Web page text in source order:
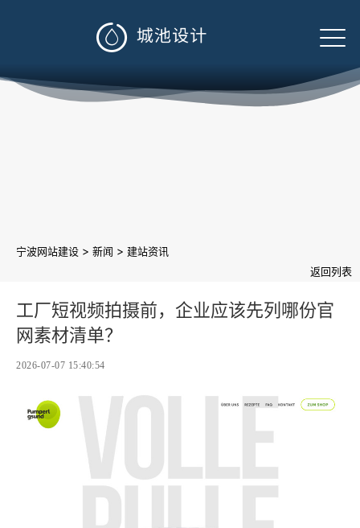

宁波网站建设 > 新闻 > 建站资讯
返回列表
工厂短视频拍摄前，企业应该先列哪份官
网素材清单？
2026-07-07 15:40:54